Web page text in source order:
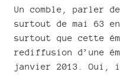
Un comble, parler
surtout de mai 63 en
surtout que cette
rediffusion d’une
janvier 2013. Oui,